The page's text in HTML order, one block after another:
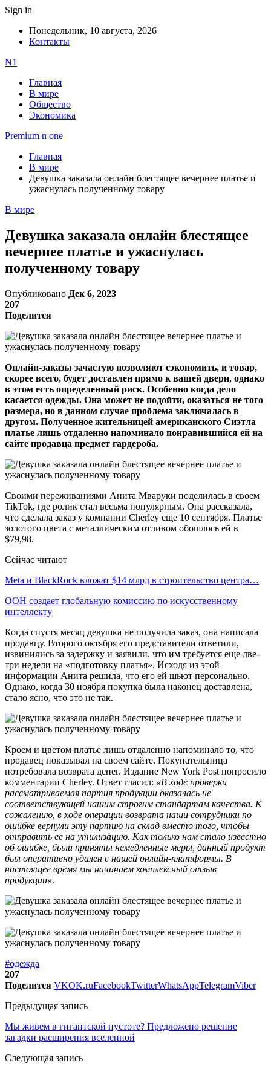
Sign in
Понедельник, 10 августа, 2026
Контакты
N1
Главная
В мире
Общество
Экономика
Premium n one
Главная
В мире
Девушка заказала онлайн блестящее вечернее платье и
ужаснулась полученному товару
В мире
Девушка заказала онлайн блестящее
вечернее платье и ужаснулась
полученному товару
Опубликовано Дек 6, 2023
207
Поделится
Онлайн-заказы зачастую позволяют сэкономить, и товар,
скорее всего, будет доставлен прямо к вашей двери, однако
в этом есть определенный риск. Особенно когда дело
касается одежды. Она может не подойти, оказаться не того
размера, но в данном случае проблема заключалась в
другом. Полученное жительницей американского Сиэтла
платье лишь отдаленно напоминало понравившийся ей на
сайте продавца предмет гардероба.
Своими переживаниями Анита Мваруки поделилась в своем
TikTok, где ролик стал весьма популярным. Она рассказала,
что сделала заказ у компании Cherley еще 10 сентября. Платье
золотого цвета с металлическим отливом обошлось ей в
$79,98.
Сейчас читают
Meta и BlackRock вложат $14 млрд в строительство центра…
ООН создает глобальную комиссию по искусственному
интеллекту
Когда спустя месяц девушка не получила заказ, она написала
продавцу. Второго октября его представители ответили,
извинились за задержку и заявили, что им требуется еще две-
три недели на «подготовку платья». Исходя из этой
информации Анита решила, что его ей шьют персонально.
Однако, когда 30 ноября покупка была наконец доставлена,
стало ясно, что это не так.
Кроем и цветом платье лишь отдаленно напоминало то, что
продавец показывал на своем сайте. Покупательница
потребовала возврата денег. Издание New York Post попросило
комментарии Cherley. Ответ гласил: «В ходе проверки
рассматриваемая партия продукции оказалась не
соответствующей нашим строгим стандартам качества. К
сожалению, в ходе операции возврата наши сотрудники по
ошибке вернули эту партию на склад вместо того, чтобы
отправить ее на утилизацию. Как только нам стало известно
об ошибке, были приняты немедленные меры, данный продукт
был оперативно удален с нашей онлайн-платформы. В
настоящее время мы начинаем комплексный отзыв
продукции».
#одежда
207
Поделится VKOK.ruFacebookTwitterWhatsAppTelegramViber
Предыдущая запись
Мы живем в гигантской пустоте? Предложено решение
загадки расширения вселенной
Следующая запись